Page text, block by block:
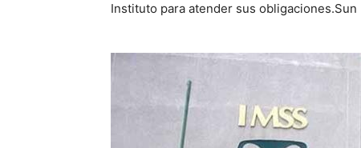
Instituto para atender sus obligaciones.Sun